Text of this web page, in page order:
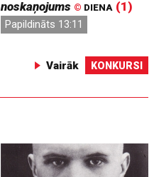
noskaņojums © DIENA (1)
Papildināts 13:11
Vairāk KONKURSI